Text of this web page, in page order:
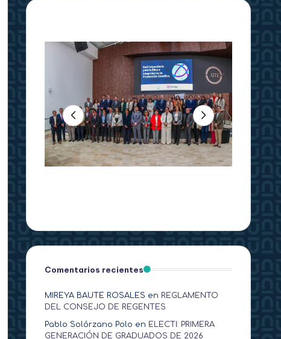
Comentarios recientes
MIREYA BAUTE ROSALES en REGLAMENTO
DEL CONSEJO DE REGENTES
Pablo Solórzano Polo en ELECTI: PRIMERA
GENERACIÓN DE GRADUADOS DE 2026